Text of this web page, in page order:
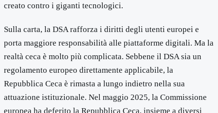
creato contro i giganti tecnologici.
Sulla carta, la DSA rafforza i diritti degli utenti europei e
porta maggiore responsabilità alle piattaforme digitali. Ma la
realtà ceca è molto più complicata. Sebbene il DSA sia un
regolamento europeo direttamente applicabile, la
Repubblica Ceca è rimasta a lungo indietro nella sua
attuazione istituzionale. Nel maggio 2025, la Commissione
europea ha deferito la Repubblica Ceca, insieme a diversi